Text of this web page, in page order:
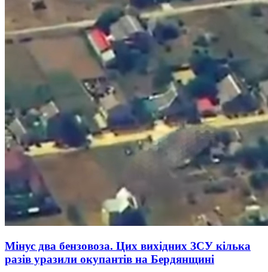
Мінус два бензовоза. Цих вихідних ЗСУ кілька
разів уразили окупантів на Бердянщині